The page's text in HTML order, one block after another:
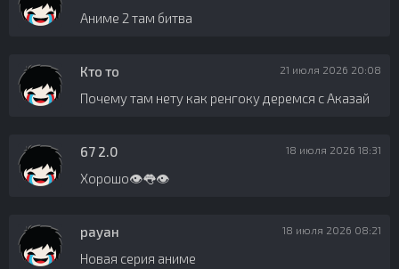
Аниме 2 там битва
Кто то 21 июля 2026 20:08
Почему там нету как ренгоку деремся с Аказай
67 2.0 18 июля 2026 18:31
Хорошо👁️👅👁️
рауан 18 июля 2026 08:21
Новая серия аниме